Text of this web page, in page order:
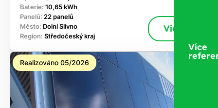
Baterie: 10,65 kWh
Panelů: 22 panelů
Město: Dolní Slivno
Region: Středočeský kraj
Více
Realizováno 05/2026
Více